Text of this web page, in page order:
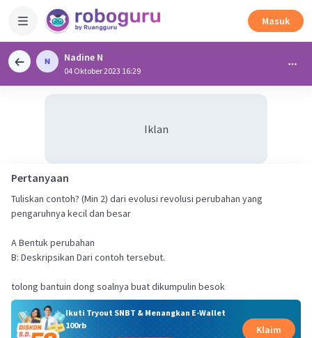
Masuk
Nadine N
04 Oktober 2023 16:29
Iklan
Pertanyaan
Tuliskan contoh? (Min 2) dari evolusi revolusi perubahan yang
pengaruhnya kecil dan besar
A Bentuk perubahan
B: Deskripsikan Dari contoh tersebut.
tolong bantuin dong soalnya buat dikumpulin besok
Ikuti Tryout SNBT & Menangkan E-Wallet
100rb
Klaim